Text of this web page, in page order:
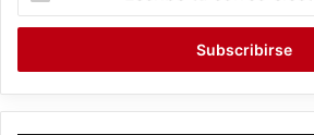
c
i
b